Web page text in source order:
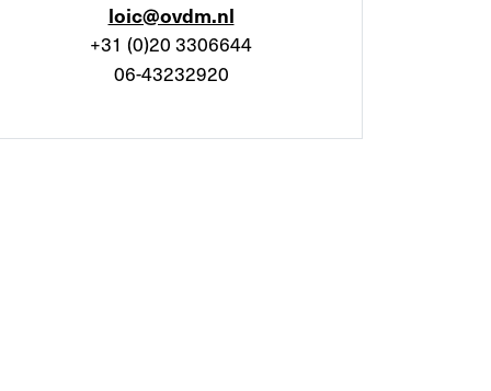
loic@ovdm.nl
+31 (0)20 3306644
06-43232920